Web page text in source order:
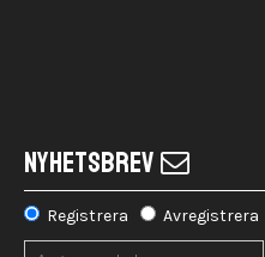
NYHETSBREV
Registrera Avregistrera